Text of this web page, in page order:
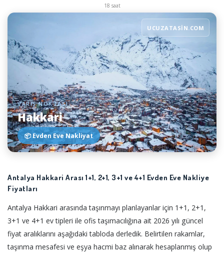
18 saat
UCUZATASIN.COM
VARIŞ NOKTASI
Hakkari
📦 Evden Eve Nakliyat
Antalya Hakkari Arası 1+1, 2+1, 3+1 ve 4+1 Evden Eve Nakliye
Fiyatları
Antalya Hakkari arasında taşınmayı planlayanlar için 1+1, 2+1,
3+1 ve 4+1 ev tipleri ile ofis taşımacılığına ait 2026 yılı güncel
fiyat aralıklarını aşağıdaki tabloda derledik. Belirtilen rakamlar,
taşınma mesafesi ve eşya hacmi baz alınarak hesaplanmış olup